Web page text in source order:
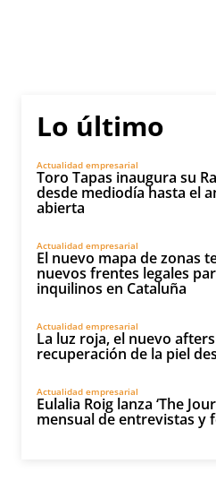
Lo último
Actualidad empresarial
Toro Tapas inaugura su
desde mediodía hasta el
abierta
Actualidad empresarial
El nuevo mapa de zonas
nuevos frentes legales
inquilinos en Cataluña
Actualidad empresarial
La luz roja, el nuevo
recuperación de la piel
Actualidad empresarial
Eulalia Roig lanza ‘The
mensual de entrevistas y